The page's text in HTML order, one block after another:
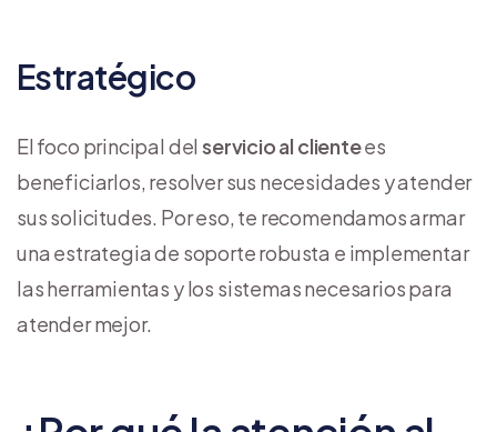
Estratégico
El foco principal delservicio al clientees
beneficiarlos, resolver sus necesidades y atender
sus solicitudes. Por eso, te recomendamos armar
una estrategia de soporte robusta e implementar
las herramientas y los sistemas necesarios para
atender mejor.